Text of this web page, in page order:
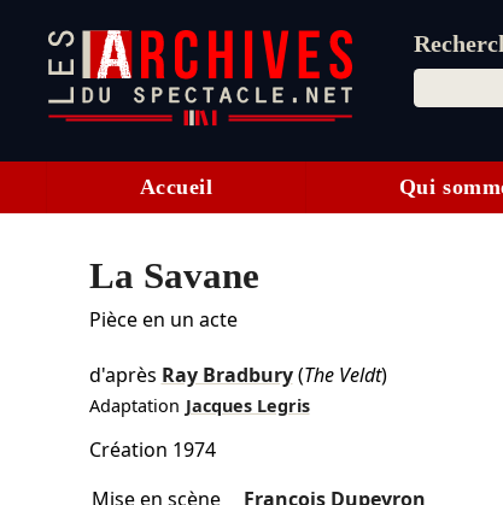
Accueil Qui
La Savane
Pièce en un acte
d'après Ray Bradbury(The Veldt)
Adaptation Jacques Legris
Création 1974
Mise en scène
François Dupeyron